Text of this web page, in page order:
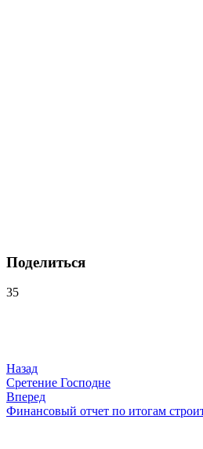
Поделиться
35
Назад
Сретение Господне
Вперед
Финансовый отчет по итогам